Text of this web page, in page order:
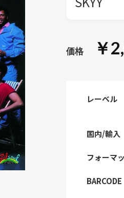
￥
レーベル
国内/輸入
フォーマ
BARCODE